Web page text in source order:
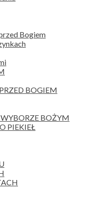
Bogiem
BOGIEM
BOŻYM
PIEKIEŁ